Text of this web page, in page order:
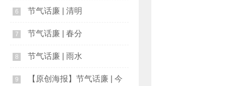
6 节气话廉 | 清明
7 节气话廉 | 春分
8 节气话廉 | 雨水
9
【原创海报】节气话廉 | 今